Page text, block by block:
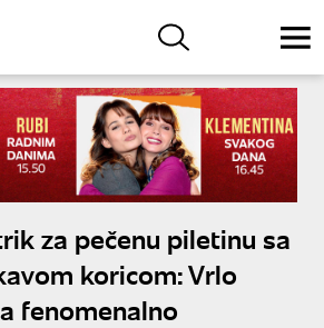
za pečenu piletinu sa
koricom: Vrlo
fenomenalno